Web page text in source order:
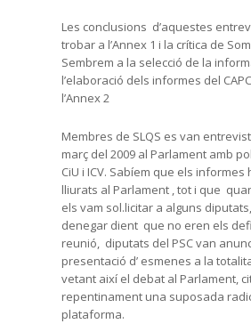
Les conclusions d’aquestes
trobar a l’Annex 1 i la crítica de
Sembrem a la selecció de la
l’elaboració dels informes del
l’Annex 2
Membres de SLQS es van
març del 2009 al Parlament amb
CiU i ICV. Sabíem que els
lliurats al Parlament , tot i que
els vam sol.licitar a alguns
denegar dient que no eren els
reunió, diputats del PSC van
presentació d’ esmenes a la
vetant així el debat al Parlament,
repentinament una suposada
plataforma.